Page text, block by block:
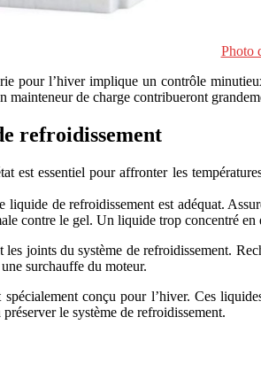
Photo
pour l’hiver implique un contrôle
mainteneur de charge contribueront
refroidissement
est essentiel pour affronter les
de refroidissement est adéquat.
contre le gel. Un liquide trop concentré en
joints du système de refroidissement.
surchauffe du moteur.
conçu pour l’hiver. Ces
le système de refroidissement.